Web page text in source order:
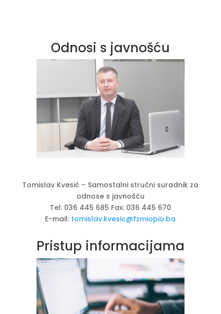
Odnosi s javnošću
Tomislav Kvesić – Samostalni stručni suradnik za
odnose s javnošću
Tel: 036 445 685 Fax: 036 445 670
E-mail: tomislav.kvesic@fzmiopio.ba
Pristup informacijama